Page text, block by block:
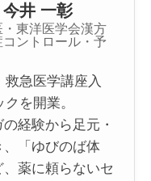
井 一彰
東洋医学会漢方
ントロール・予
救急医学講座入
を開業。
経験から足元・
「ゆびのば体
薬に頼らないセ